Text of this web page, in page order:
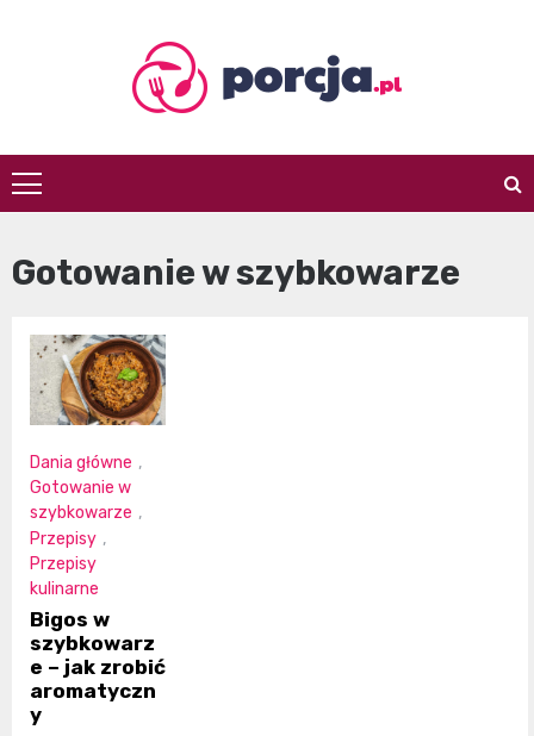
porcja.pl
Gotowanie w szybkowarze
Dania główne ,
Gotowanie w
szybkowarze ,
Przepisy ,
Przepisy
kulinarne
Bigos w
szybkowarz
e – jak zrobić
aromatyczn
y